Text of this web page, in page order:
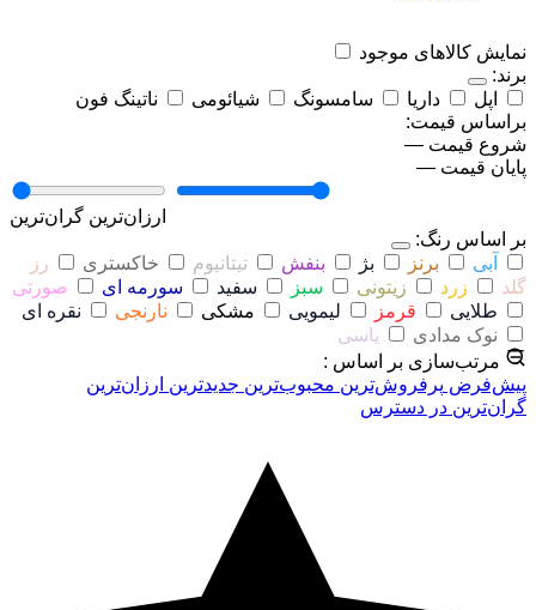
نمایش کالاهای موجود
برند:
اپل
داریا سامسونگ شیائومی
ناتینگ فون
براساس قیمت:
شروع قیمت —
پایان قیمت —
ارزان‌ترین گران‌ترین
بر اساس رنگ:
آبی
برنز بژ بنفش تیتانیوم خاکستری
رز
گلد
زرد زیتونی سبز سفید سورمه ای
صورتی
طلایی
قرمز لیمویی مشکی نارنجی
نقره ای
نوک مدادی
یاسی
مرتب‌سازی بر اساس :
پیش‌فرض پرفروش‌ترین محبوب‌ترین جدیدترین ارزان‌ترین
گران‌ترین در دسترس